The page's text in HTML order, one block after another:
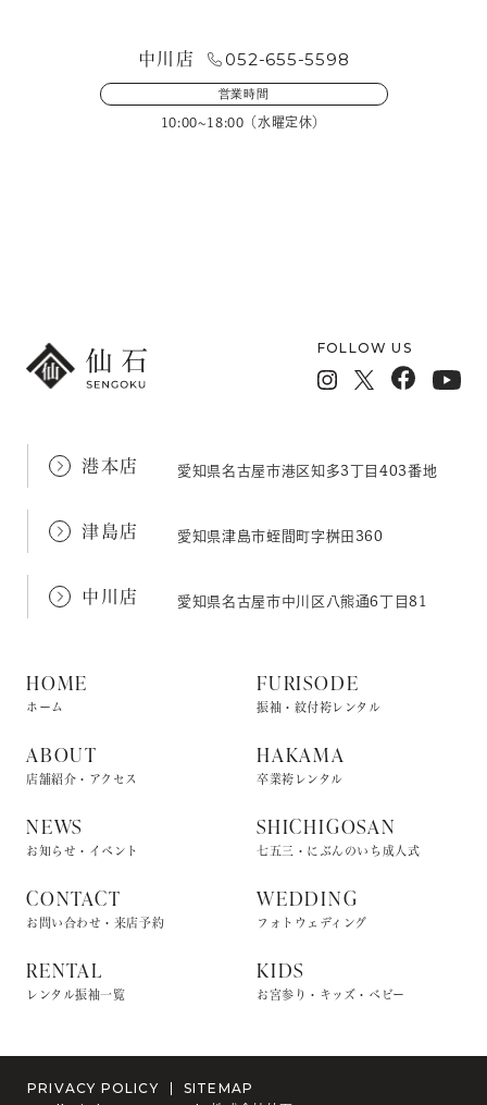
中川店 052-655-5598
営業時間
10:00~18:00（水曜定休）
FOLLOW US
港本店 愛知県名古屋市港区知多3丁目403番地
津島店 愛知県津島市蛭間町字桝田360
中川店 愛知県名古屋市中川区八熊通6丁目81
HOME
ホーム
ABOUT
店舗紹介・アクセス
NEWS
お知らせ・イベント
CONTACT
お問い合わせ・来店予約
RENTAL
レンタル振袖一覧
FURISODE
振袖・紋付袴レンタル
HAKAMA
卒業袴レンタル
SHICHIGOSAN
七五三・にぶんのいち成人式
WEDDING
フォトウェディング
KIDS
お宮参り・キッズ・ベビー
PRIVACY POLICY
SITEMAP